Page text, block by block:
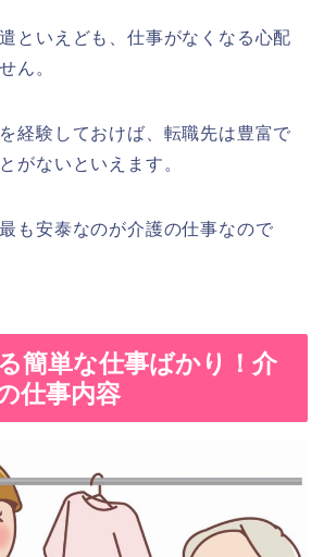
といえども、仕事がなくなる心配
ん。
経験しておけば、転職先は豊富で
がないといえます。
も安泰なのが介護の仕事なので
簡単な仕事ばかり！介
仕事内容